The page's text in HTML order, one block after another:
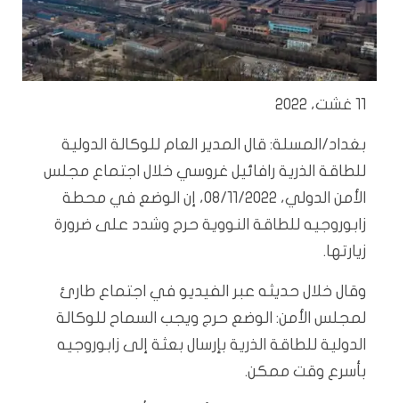
11 غشت، 2022
بغداد/المسلة: قال المدير العام للوكالة الدولية
للطاقة الذرية رافائيل غروسي خلال اجتماع مجلس
الأمن الدولي، 08/11/2022، إن الوضع في محطة
زابوروجيه للطاقة النووية حرج وشدد على ضرورة
زيارتها.
وقال خلال حديثه عبر الفيديو في اجتماع طارئ
لمجلس الأمن: الوضع حرج ويجب السماح للوكالة
الدولية للطاقة الذرية بإرسال بعثة إلى زابوروجيه
بأسرع وقت ممكن.